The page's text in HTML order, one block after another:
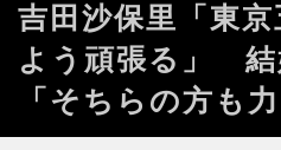
吉田沙保里「東
よう頑張る」 結
「そちらの方も